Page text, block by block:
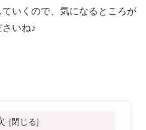
いくので、気になるところが
いね♪